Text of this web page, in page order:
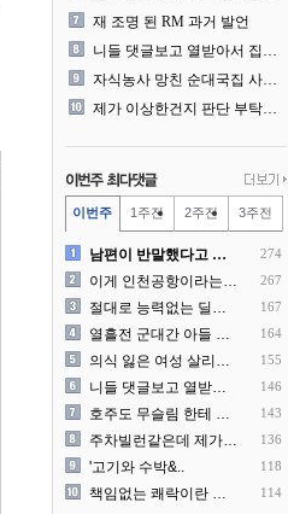
재 조명 된 RM 과거 발언
니들 댓글보고 열받아서 집구..
자식농사 망친 순대국집 사장..
제가 이상한건지 판단 부탁드..
이번주 1주전 2주전 3주전
남편이 반말했다고 똑같이 반.. 274
이게 인천공항이라는게 믿겨지.. 267
절대로 능력없는 딜러를 쓰지.. 167
열흘전 군대간 아들 소포(가.. 164
의식 잃은 여성 살리려다 성.. 155
니들 댓글보고 열받아서 집구.. 146
호주도 무슬림 한테 점령 당.. 143
주차빌런같은데 제가 잘못한건.. 136
'고기와 수박&.. 118
책임없는 쾌락이란 말에 빡친.. 114